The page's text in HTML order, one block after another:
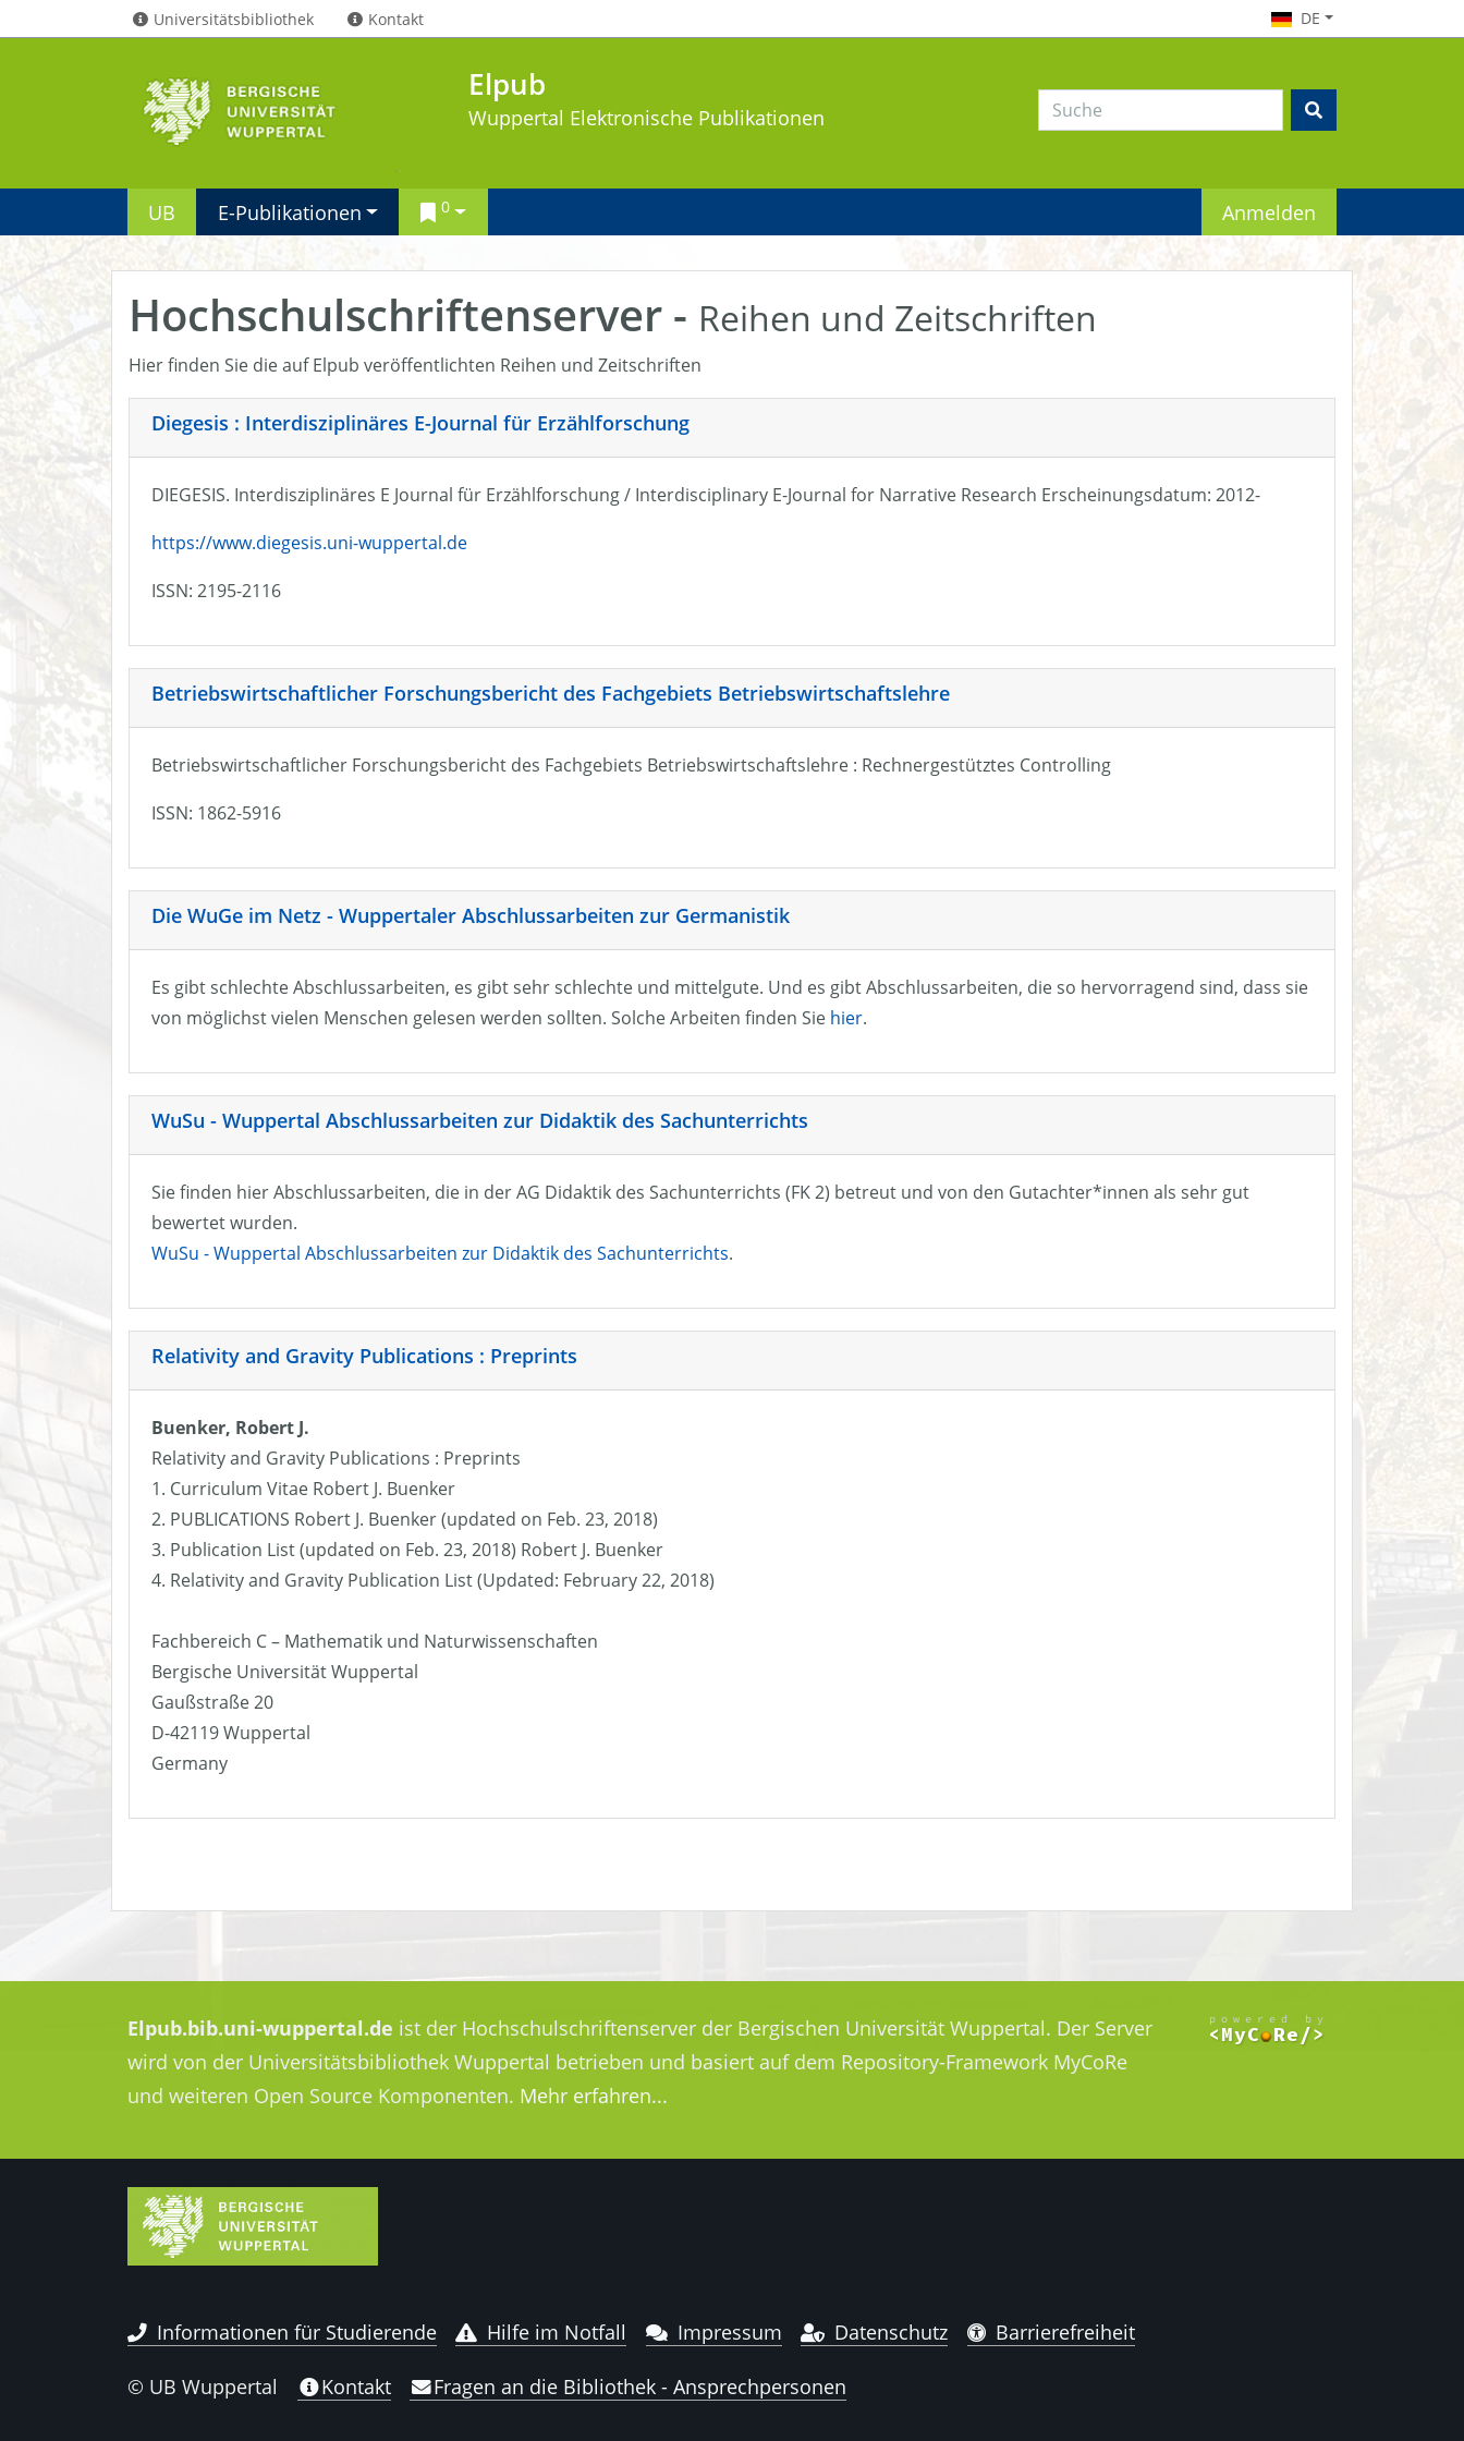
Universitätsbibliothek Kontakt DE
Elpub
Wuppertal Elektronische Publikationen
UB E-Publikationen 0 Anmelden
Hochschulschriftenserver - Reihen und Zeitschriften
Hier finden Sie die auf Elpub veröffentlichten Reihen und Zeitschriften
Diegesis : Interdisziplinäres E-Journal für Erzählforschung
DIEGESIS. Interdisziplinäres E Journal für Erzählforschung / Interdisciplinary E-Journal for Narrative Research Erscheinungsdatum: 2012-
https://www.diegesis.uni-wuppertal.de
ISSN: 2195-2116
Betriebswirtschaftlicher Forschungsbericht des Fachgebiets Betriebswirtschaftslehre
Betriebswirtschaftlicher Forschungsbericht des Fachgebiets Betriebswirtschaftslehre : Rechnergestütztes Controlling
ISSN: 1862-5916
Die WuGe im Netz - Wuppertaler Abschlussarbeiten zur Germanistik
Es gibt schlechte Abschlussarbeiten, es gibt sehr schlechte und mittelgute. Und es gibt Abschlussarbeiten, die so hervorragend sind, dass sie
von möglichst vielen Menschen gelesen werden sollten. Solche Arbeiten finden Sie hier.
WuSu - Wuppertal Abschlussarbeiten zur Didaktik des Sachunterrichts
Sie finden hier Abschlussarbeiten, die in der AG Didaktik des Sachunterrichts (FK 2) betreut und von den Gutachter*innen als sehr gut
bewertet wurden.
WuSu - Wuppertal Abschlussarbeiten zur Didaktik des Sachunterrichts.
Relativity and Gravity Publications : Preprints
Buenker, Robert J.
Relativity and Gravity Publications : Preprints
1. Curriculum Vitae Robert J. Buenker
2. PUBLICATIONS Robert J. Buenker (updated on Feb. 23, 2018)
3. Publication List (updated on Feb. 23, 2018) Robert J. Buenker
4. Relativity and Gravity Publication List (Updated: February 22, 2018)
Fachbereich C – Mathematik und Naturwissenschaften
Bergische Universität Wuppertal
Gaußstraße 20
D-42119 Wuppertal
Germany
Elpub.bib.uni-wuppertal.de ist der Hochschulschriftenserver der Bergischen Universität Wuppertal. Der Server
wird von der Universitätsbibliothek Wuppertal betrieben und basiert auf dem Repository-Framework MyCoRe
und weiteren Open Source Komponenten. Mehr erfahren...
Informationen für Studierende Hilfe im Notfall Impressum Datenschutz Barrierefreiheit
© UB Wuppertal Kontakt Fragen an die Bibliothek - Ansprechpersonen